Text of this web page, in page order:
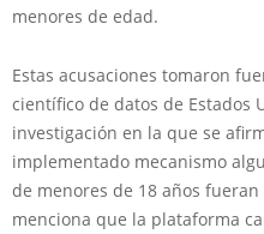
menores de edad.
Estas acusaciones tomaron
científico de datos de Estados
investigación en la que se
implementado mecanismo
de menores de 18 años
menciona que la plataforma